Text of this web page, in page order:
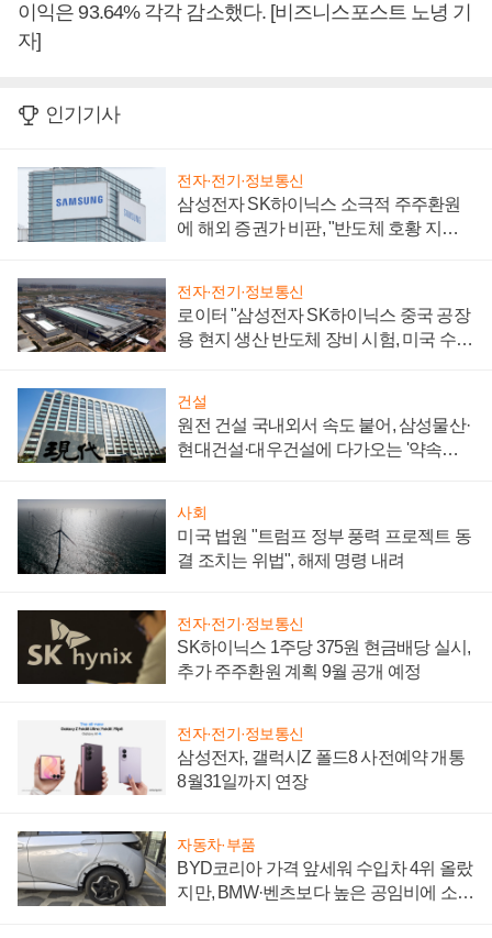
이익은 93.64% 각각 감소했다. [비즈니스포스트 노녕 기
자]
인기기사
전자·전기·정보통신
삼성전자 SK하이닉스 소극적 주주환원
에 해외 증권가 비판, "반도체 호황 지속
전자·전기·정보통신
로이터 "삼성전자 SK하이닉스 중국 공장
용 현지 생산 반도체 장비 시험, 미국 수출
건설
원전 건설 국내외서 속도 붙어, 삼성물산·
현대건설·대우건설에 다가오는 '약속의
사회
미국 법원 "트럼프 정부 풍력 프로젝트 동
결 조치는 위법", 해제 명령 내려
전자·전기·정보통신
SK하이닉스 1주당 375원 현금배당 실시,
추가 주주환원 계획 9월 공개 예정
전자·전기·정보통신
삼성전자, 갤럭시Z 폴드8 사전예약 개통
8월31일까지 연장
자동차·부품
BYD코리아 가격 앞세워 수입차 4위 올랐
지만, BMW·벤츠보다 높은 공임비에 소비